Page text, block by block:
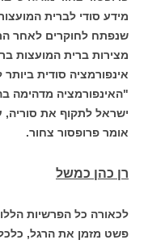
מידע סודי לברית
שנפתח לחוקרים לאחר
מצירות ברית המועצות
אינפורמציה סודית ביותר
"האינפורמציה מדהימה
ישראל לתקוף את סוריה,
אומר פרופסור צחור.
רן כהן כמשל
לכאורה כל הפרשיות
פשט מזמן את הרגל,